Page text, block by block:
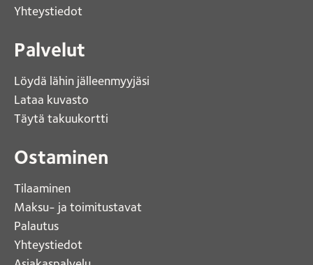
Yhteystiedot
Palvelut
Löydä lähin jälleenmyyjäsi
Lataa kuvasto
Täytä takuukortti
Ostaminen
Tilaaminen
Maksu- ja toimitustavat
Palautus
Yhteystiedot